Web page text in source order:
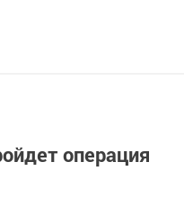
операция